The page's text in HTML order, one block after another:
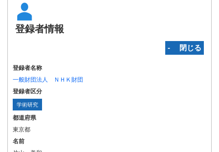
登録者情報
‐ 閉じる
登録者名称
一般財団法人 ＮＨＫ財団
登録者区分
学術研究
都道府県
東京都
名前